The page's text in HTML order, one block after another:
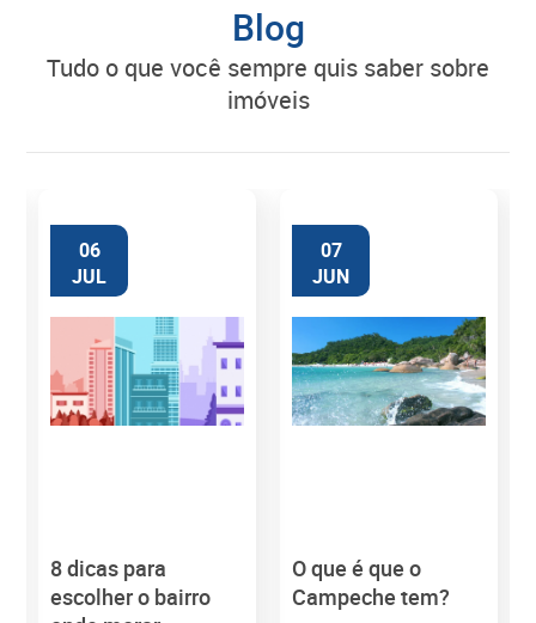
Blog
tudo o que você sempre quis saber sobre
imóveis
06
JUL
8 dicas para
escolher o bairro
07
JUN
O que é que o
Campeche tem?